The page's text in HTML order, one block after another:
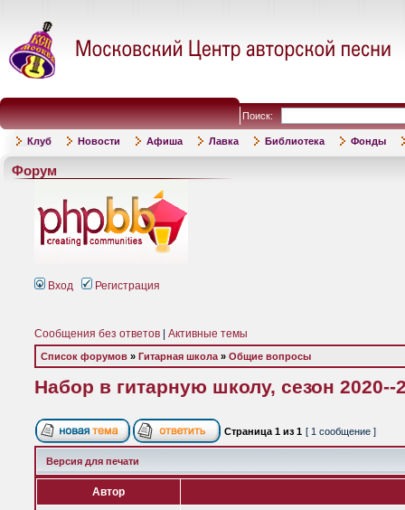
Поиск:
Клуб Новости Афиша Лавка Библиотека Фонды
Форум
Вход Регистрация
Сообщения без ответов Активные темы
Список форумов » Гитарная школа » Общие вопросы
Набор в гитарную школу, сезон 2020--
Страница 1 из 1 [ 1 сообщение ]
Версия для печати
Автор